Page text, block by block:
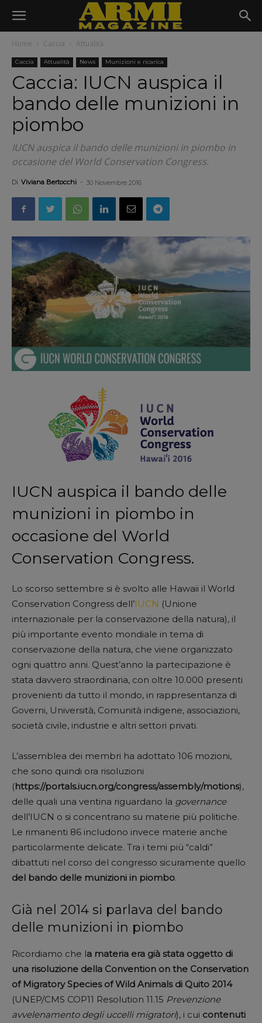
Home Caccia Attualità
Caccia Attualità News Munizioni e ricarica
Caccia: IUCN auspica il
bando delle munizioni in
piombo
IUCN auspica il bando delle munizioni in piombo in
occasione del World Conservation Congress.
Di Viviana Bertocchi - 30 Novembre 2016
IUCN auspica il bando delle
munizioni in piombo in
occasione del World
Conservation Congress.
Lo scorso settembre si è svolto alle Hawaii il World
Conservation Congress dell’IUCN (Unione
internazionale per la conservazione della natura), il
più importante evento mondiale in tema di
conservazione della natura, che viene organizzato
ogni quattro anni. Quest’anno la partecipazione è
stata davvero straordinaria, con oltre 10.000 presenti
provenienti da tutto il mondo, in rappresentanza di
Governi, Università, Comunità indigene, associazioni,
società civile, industrie e altri settori privati.
L’assemblea dei membri ha adottato 106 mozioni,
che sono quindi ora risoluzioni
(https://portals.iucn.org/congress/assembly/motions),
delle quali una ventina riguardano la governance
dell’IUCN o si concentrano su materie più politiche.
Le rimanenti 86 includono invece materie anche
particolarmente delicate. Tra i temi più “caldi”
dibattuti nel corso del congresso sicuramente quello
del bando delle munizioni in piombo.
Già nel 2014 si parlava del bando
delle munizioni in piombo
Ricordiamo che la materia era già stata oggetto di
una risoluzione della Convention on the Conservation
of Migratory Species of Wild Animals di Quito 2014
(UNEP/CMS COP11 Resolution 11.15 Prevenzione
avvelenamento degli uccelli migratori), i cui contenuti